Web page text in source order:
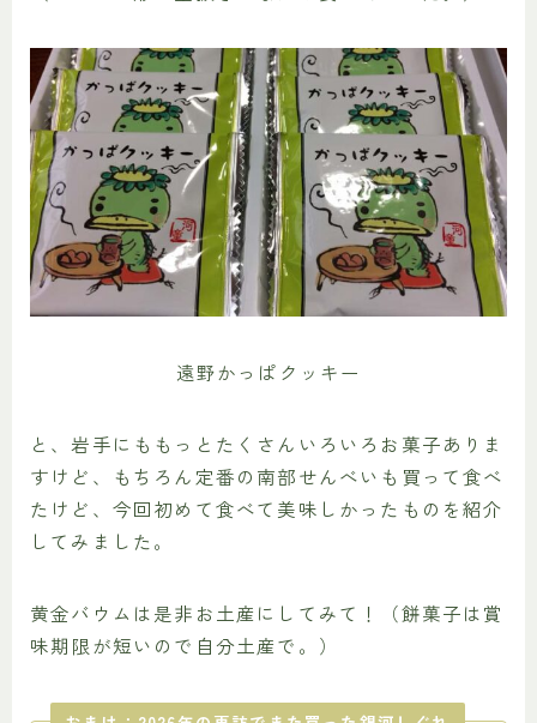
遠野かっぱクッキー
と、岩手にももっとたくさんいろいろお菓子ありま
すけど、もちろん定番の南部せんべいも買って食べ
たけど、今回初めて食べて美味しかったものを紹介
してみました。
黄金バウムは是非お土産にしてみて！（餅菓子は賞
味期限が短いので自分土産で。）